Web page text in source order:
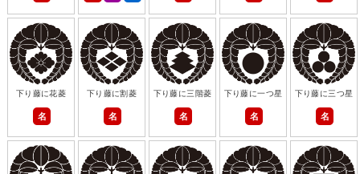
下り藤に花菱
名
下り藤に割菱
名
下り藤に三階菱
名
下り藤に一つ星
名
下り藤に三つ星
名